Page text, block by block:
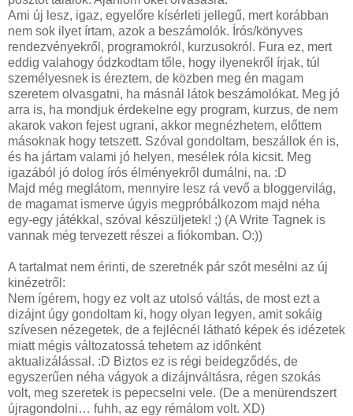
Ami új lesz, igaz, egyelőre kísérleti jellegű, mert korábban
nem sok ilyet írtam, azok a beszámolók. Írós/könyves
rendezvényekről, programokról, kurzusokról. Fura ez, mert
eddig valahogy ódzkodtam tőle, hogy ilyenekről írjak, túl
személyesnek is éreztem, de közben meg én magam
szeretem olvasgatni, ha másnál látok beszámolókat. Meg jó
arra is, ha mondjuk érdekelne egy program, kurzus, de nem
akarok vakon fejest ugrani, akkor megnézhetem, előttem
másoknak hogy tetszett. Szóval gondoltam, beszállok én is,
és ha jártam valami jó helyen, mesélek róla kicsit. Meg
igazából jó dolog írós élményekről dumálni, na. :D
Majd még meglátom, mennyire lesz rá vevő a bloggervilág,
de magamat ismerve úgyis megpróbálkozom majd néha
egy-egy játékkal, szóval készüljetek! ;) (A Write Tagnek is
vannak még tervezett részei a fiókomban. O:))
A tartalmat nem érinti, de szeretnék pár szót mesélni az új
kinézetről:
Nem ígérem, hogy ez volt az utolsó váltás, de most ezt a
dizájnt úgy gondoltam ki, hogy olyan legyen, amit sokáig
szívesen nézegetek, de a fejlécnél látható képek és idézetek
miatt mégis változatossá tehetem az időnként
aktualizálással. :D Biztos ez is régi beidegződés, de
egyszerűen néha vágyok a dizájnváltásra, régen szokás
volt, meg szeretek is pepecselni vele. (De a menürendszert
újragondolni… fuhh, az egy rémálom volt. XD)